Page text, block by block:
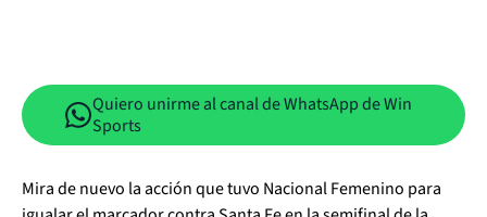
Quiero unirme al canal de WhatsApp de Win
Sports
Mira de nuevo la acción que tuvo Nacional Femenino para